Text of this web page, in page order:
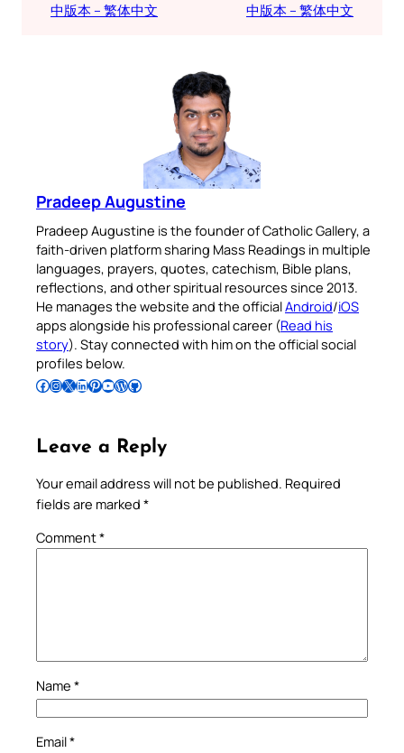
中版本 – 繁体中文
中版本 – 繁体中文
Pradeep Augustine
Pradeep Augustine is the founder of Catholic Gallery, a
faith-driven platform sharing Mass Readings in multiple
languages, prayers, quotes, catechism, Bible plans,
reflections, and other spiritual resources since 2013.
He manages the website and the officialAndroid/iOS
apps alongside his professional career (Read his
story). Stay connected with him on the official social
profiles below.
Follow Pradeep on Facebook Follow Pradeep on InstagramFollow Pradeep on X Follow Pradeep on LinkedIn Follow Pradeep on Pinterest Subscribe to Pradeep’s Youtube Channel Follow Pradeep on WordPress Follow Pradeep on GitHub
Leave a Reply
Your email address will not be published. Required
fields are marked *
Comment*
Name *
Email*